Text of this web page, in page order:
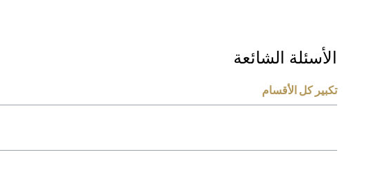
الأسئلة الشائعة
تكبير كل الأقسام